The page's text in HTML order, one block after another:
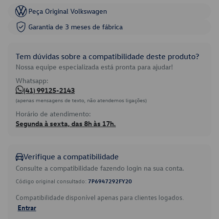
Peça Original Volkswagen
Garantia de 3 meses de fábrica
Tem dúvidas sobre a compatibilidade deste produto?
Nossa equipe especializada está pronta para ajudar!
Whatsapp:
(41) 99125-2143
(apenas mensagens de texto, não atendemos ligações)
Horário de atendimento:
Segunda à sexta, das 8h às 17h.
Verifique a compatibilidade
Consulte a compatibilidade fazendo login na sua conta.
Código original consultado: 7P6947292FY20
Compatibilidade disponível apenas para clientes logados.
Entrar